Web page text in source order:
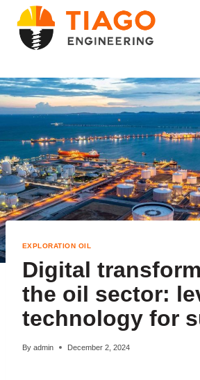
EXPLORATION OIL
Digital
the oil sector:
technology for
By admin December 2, 2024